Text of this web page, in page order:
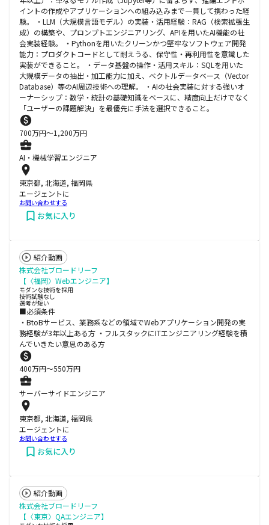
イントの作成やアプリケーションへの組み込みまで一貫して携わった経
験。 ・LLM（大規模言語モデル）の実装・活用経験：RAG（検索拡張生
成）の構築や、プロンプトエンジニアリング、APIを用いたAI機能の社
会実装経験。 ・Pythonを用いたクリーンかつ堅牢なソフトウェア開発
能力：プロダクトコードとして耐えうる、保守性・再利用性を意識した
実装ができること。 ・データ基盤の操作・活用スキル：SQLを用いた
大規模データの抽出・加工能力に加え、ベクトルデータベース（Vector
Database）等のAI周辺技術への理解。 ・AIの社会実装に対する強いオ
ーナーシップ：数学・統計の基礎知識をベースに、精度向上だけでなく
「ユーザーの課題解決」を最優先に手法を選択できること。
700万円〜1,200万円
AI・機械学習エンジニア
東京都, 北海道, 福岡県
エージェントに
お問い合わせする
お気に入り
紹介動画
株式会社ブロードリーフ
【〈福岡〉Webエンジニア】
モダンな技術を採用
技術試験なし
選考が短い
■必須条件
・BtoBサービス、業務系などの領域でWebアプリケーション開発の実
務経験が3年以上ある方 ・フルスタックにITエンジニアリング経験を積
んでいきたい意思のある方
400万円〜550万円
サーバーサイドエンジニア
東京都, 北海道, 福岡県
エージェントに
お問い合わせする
お気に入り
紹介動画
株式会社ブロードリーフ
【〈東京〉QAエンジニア】